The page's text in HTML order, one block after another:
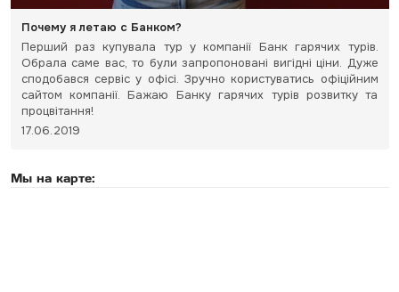
Почему я летаю с Банком?
Перший раз купувала тур у компанії Банк гарячих турів.
Обрала саме вас, то були запропоновані вигідні ціни. Дуже
сподобався сервіс у офісі. Зручно користуватись офіційним
сайтом компанії. Бажаю Банку гарячих турів розвитку та
процвітання!
17.06.2019
Мы на карте: